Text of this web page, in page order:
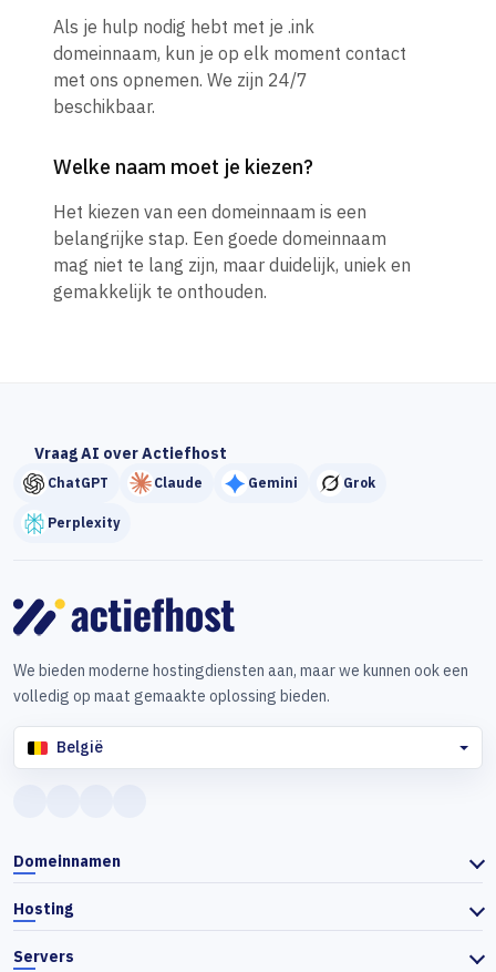
Als je hulp nodig hebt met je .ink
domeinnaam, kun je op elk moment contact
met ons opnemen. We zijn 24/7
beschikbaar.
Welke naam moet je kiezen?
Het kiezen van een domeinnaam is een
belangrijke stap. Een goede domeinnaam
mag niet te lang zijn, maar duidelijk, uniek en
gemakkelijk te onthouden.
Vraag AI over Actiefhost
ChatGPT Claude Gemini Grok
Perplexity
We bieden moderne hostingdiensten aan, maar we kunnen ook een
volledig op maat gemaakte oplossing bieden.
België
Domeinnamen
Hosting
Servers